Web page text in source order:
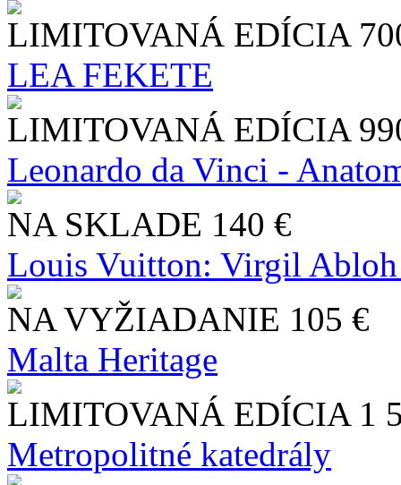
LIMITOVANÁ EDÍCIA
LEA FEKETE
LIMITOVANÁ EDÍCIA
Leonardo da Vinci -
NA SKLADE 140 €
Louis Vuitton: Virgil
NA VYŽIADANIE 105 €
Malta Heritage
LIMITOVANÁ EDÍCIA 1
Metropolitné katedrály